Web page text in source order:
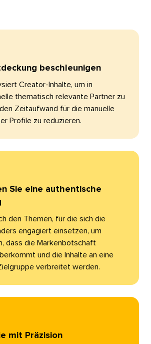
beschleunigen​​
Creator-Inhalte, um in
thematisch relevante Partner zu
Zeitaufwand für die manuelle
Profile zu reduzieren.​​
Sie eine authentische
den Themen, für die sich die
engagiert einsetzen, um
dass die Markenbotschaft
und die Inhalte an eine
verbreitet werden.​​
mit Präzision​​